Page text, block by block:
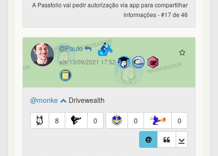
A Passfolio vai pedir autorização via app para compartilhar
informações - #17 de 46
Paulo
em 13/09/2021 17:52
@monke Drivewealth
8 0 0 0